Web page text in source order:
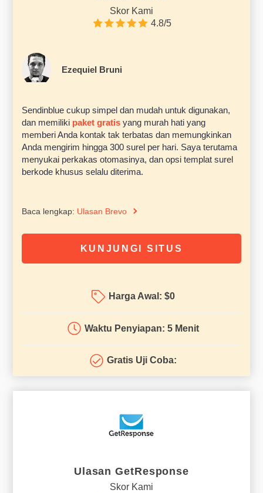
Skor Kami
4.8/5
Ezequiel Bruni
Sendinblue cukup simpel dan mudah untuk digunakan,
dan memiliki paket gratis yang murah hati yang
memberi Anda kontak tak terbatas dan memungkinkan
Anda mengirim hingga 300 surel per hari. Saya terutama
menyukai perkakas otomasinya, dan opsi templat surel
berkode khusus selalu diterima.
Baca lengkap: Ulasan Brevo
KUNJUNGI SITUS
Harga Awal: $0
Waktu Penyiapan: 5 Menit
Gratis Uji Coba:
Ulasan GetResponse
Skor Kami